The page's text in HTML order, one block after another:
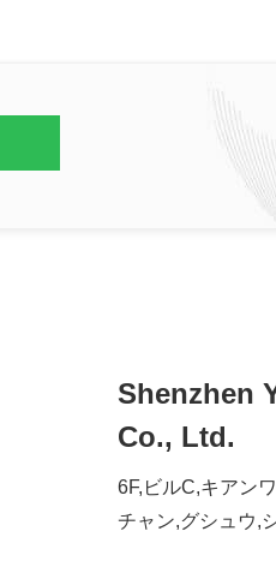
Shenzhen
Co., Ltd.
6F,ビルC,キアン
チャン,グシュウ,